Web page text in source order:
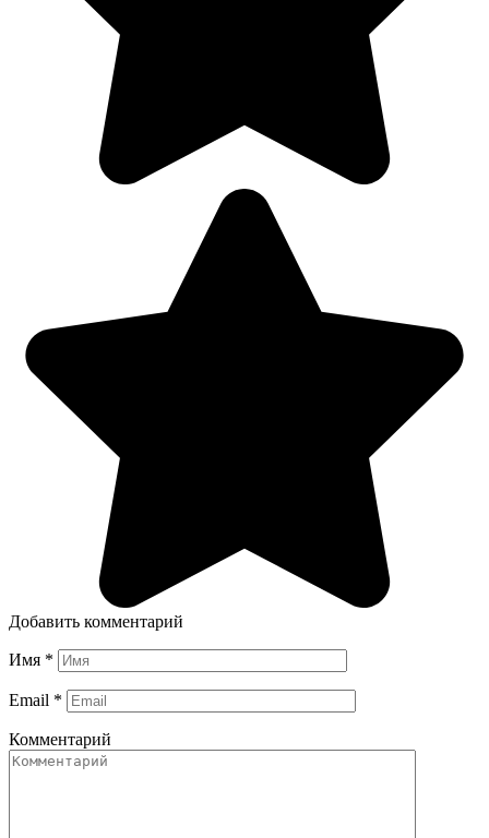
Добавить комментарий
Имя *
Email *
Комментарий